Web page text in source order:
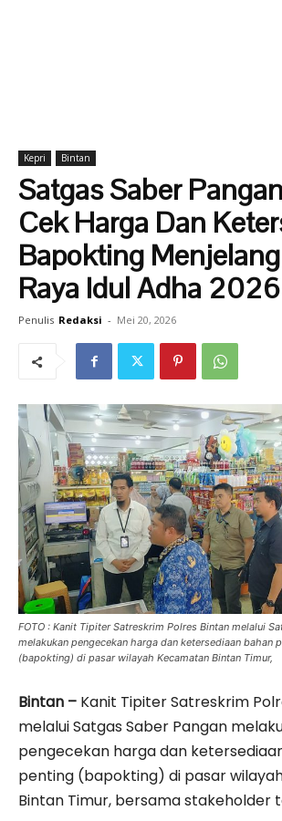
Kepri Bintan
Satgas Saber
Cek Harga Dan
Bapokting
Raya Idul Adha 2026
Penulis Redaksi - Mei 20, 2026
FOTO : Kanit Tipiter Satreskrim Polres Bintan melalui
melakukan pengecekan harga dan ketersediaan bahan
(bapokting) di pasar wilayah Kecamatan Bintan Timur,
Bintan – Kanit Tipiter Satreskrim
melalui Satgas Saber Pangan
pengecekan harga dan
penting (bapokting) di pasar
Bintan Timur, bersama stakeholder